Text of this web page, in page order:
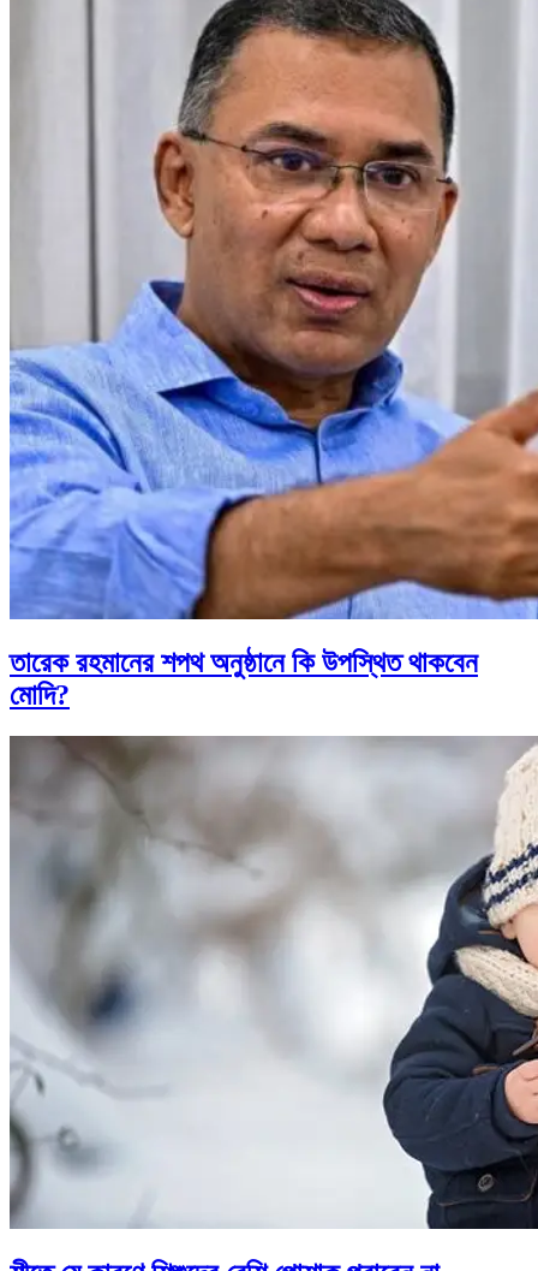
তারেক রহমানের শপথ অনুষ্ঠানে কি উপস্থিত থাকবেন
মোদি?